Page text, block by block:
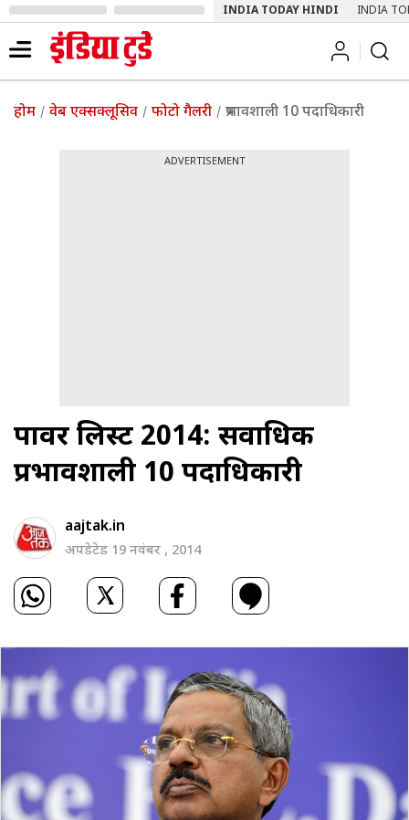
INDIA TODAY HINDI INDIA
होम वेब एक्सक्लूसिव फोटो गैलरी प्रभावशाली 10 पदाधिकारी
ADVERTISEMENT
पावर लिस्ट 2014: सर्वाधिक
प्रभावशाली 10 पदाधिकारी
aajtak.in
अपडेटेड 19 नवंबर , 2014